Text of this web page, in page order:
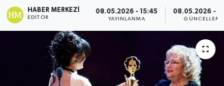
HABER MERKEZI
EDITÖR
08.05.2026 - 15:45
YAYINLANMA
08.05.2026 -
GÜNCELLEME